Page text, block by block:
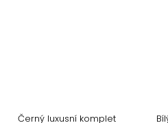
Černý luxusní komplet